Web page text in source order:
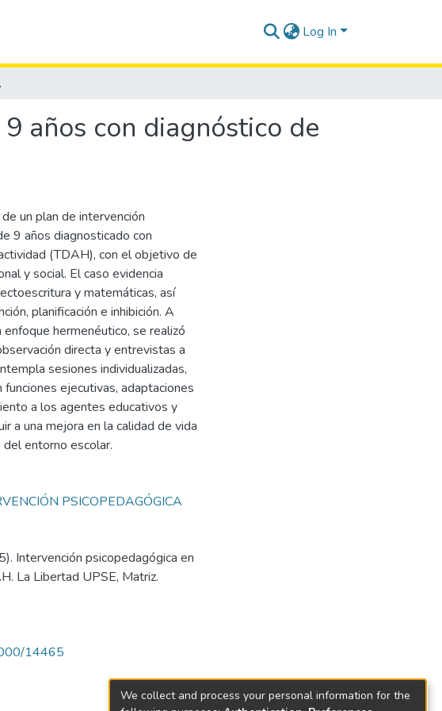
Log In
TDAH
años con diagnóstico de
un plan de intervención
9 años diagnosticado con
(TDAH), con el objetivo de
y social. El caso evidencia
y matemáticas, así
planificación e inhibición. A
hermenéutico, se realizó
directa y entrevistas a
sesiones individualizadas,
ejecutivas, adaptaciones
a los agentes educativos y
a una mejora en la calidad de vida
entorno escolar.
PSICOPEDAGÓGICA
Intervención psicopedagógica en
La Libertad UPSE, Matriz.
14465
We collect and process your personal information for the